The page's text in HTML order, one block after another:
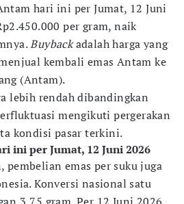
hari ini per Jumat, 12 Juni
per gram, naik
Buybackadalah harga yang
kembali emas Antam ke
(Antam).
lebih rendah dibandingkan
mengikuti pergerakan
kondisi pasar terkini.
ini per Jumat, 12 Juni 2026
pembelian emas per suku juga
Konversi nasional satu